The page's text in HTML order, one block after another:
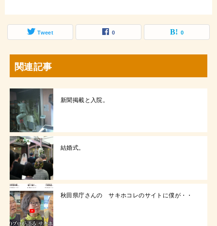
Tweet 0 0
関連記事
新聞掲載と入院。
結婚式。
秋田県庁さんの サキホコレのサイトに僕が・・